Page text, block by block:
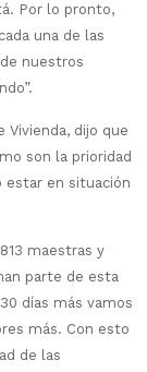
Por lo pronto,
una de las
nuestros
Vivienda, dijo que
son la prioridad
estar en situación
maestras y
parte de esta
días más vamos
más. Con esto
de las